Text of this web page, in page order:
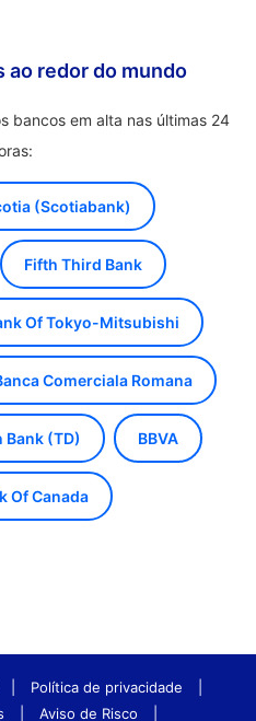
ao redor do mundo
bancos em alta nas últimas 24
(Scotiabank)
Fifth Third Bank
Of Tokyo-Mitsubishi
Comerciala Romana
(TD) BBVA
Of Canada
Política de privacidade
Aviso de Risco